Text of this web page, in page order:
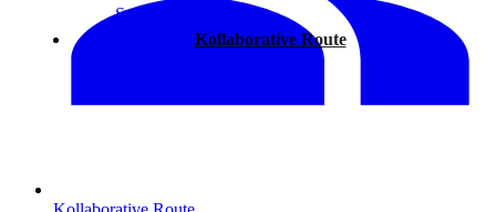
Spazieren
Kollaborative Route